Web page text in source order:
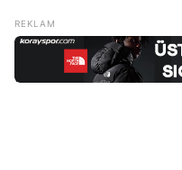
hissi arttırılır. Bu sayede,
ve daha sağlıklı bir
atlamak ise sağlıksız bir